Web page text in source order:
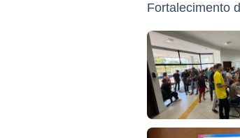
Fortalecimento